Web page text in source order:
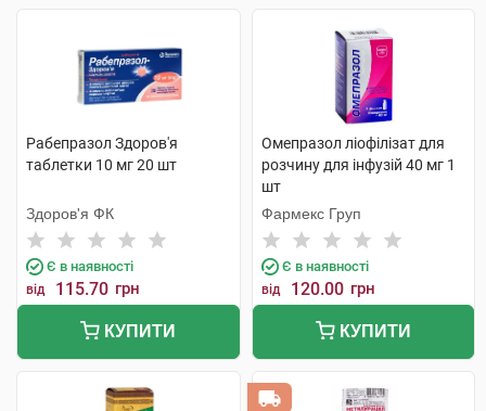
Рабепразол Здоров'я
таблетки 10 мг 20 шт
Здоров'я ФК
Є в наявності
від 115.70 грн
КУПИТИ
Омепразол ліофілізат для
розчину для інфузій 40 мг 1
шт
Фармекс Груп
Є в наявності
від 120.00 грн
КУПИТИ